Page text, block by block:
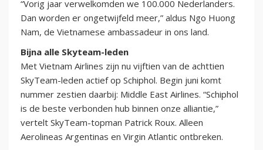
“Vorig jaar verwelkomden we 100.000 Nederlanders.
Dan worden er ongetwijfeld meer,” aldus Ngo Huong
Nam, de Vietnamese ambassadeur in ons land.
Bijna alle Skyteam-leden
Met Vietnam Airlines zijn nu vijftien van de achttien
SkyTeam-leden actief op Schiphol. Begin juni komt
nummer zestien daarbij: Middle East Airlines. “Schiphol
is de beste verbonden hub binnen onze alliantie,”
vertelt SkyTeam-topman Patrick Roux. Alleen
Aerolineas Argentinas en Virgin Atlantic ontbreken.